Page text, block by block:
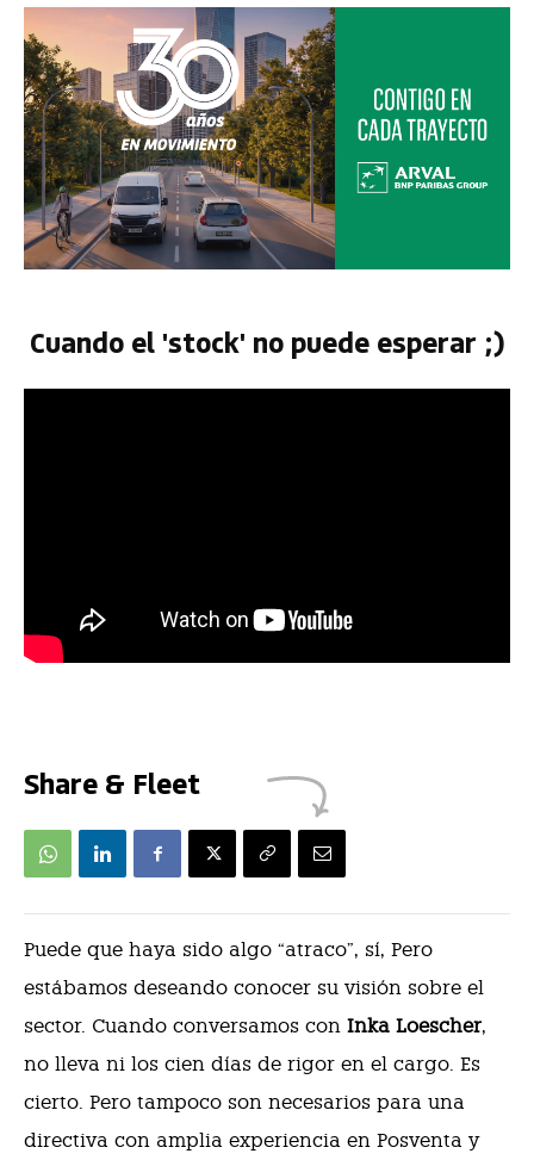
Cuando el 'stock' no puede esperar ;)
Share & Fleet
Puede que haya sido algo “atraco”, sí, Pero
estábamos deseando conocer su visión sobre el
sector. Cuando conversamos con Inka Loescher,
no lleva ni los cien días de rigor en el cargo. Es
cierto. Pero tampoco son necesarios para una
directiva con amplia experiencia en Posventa y